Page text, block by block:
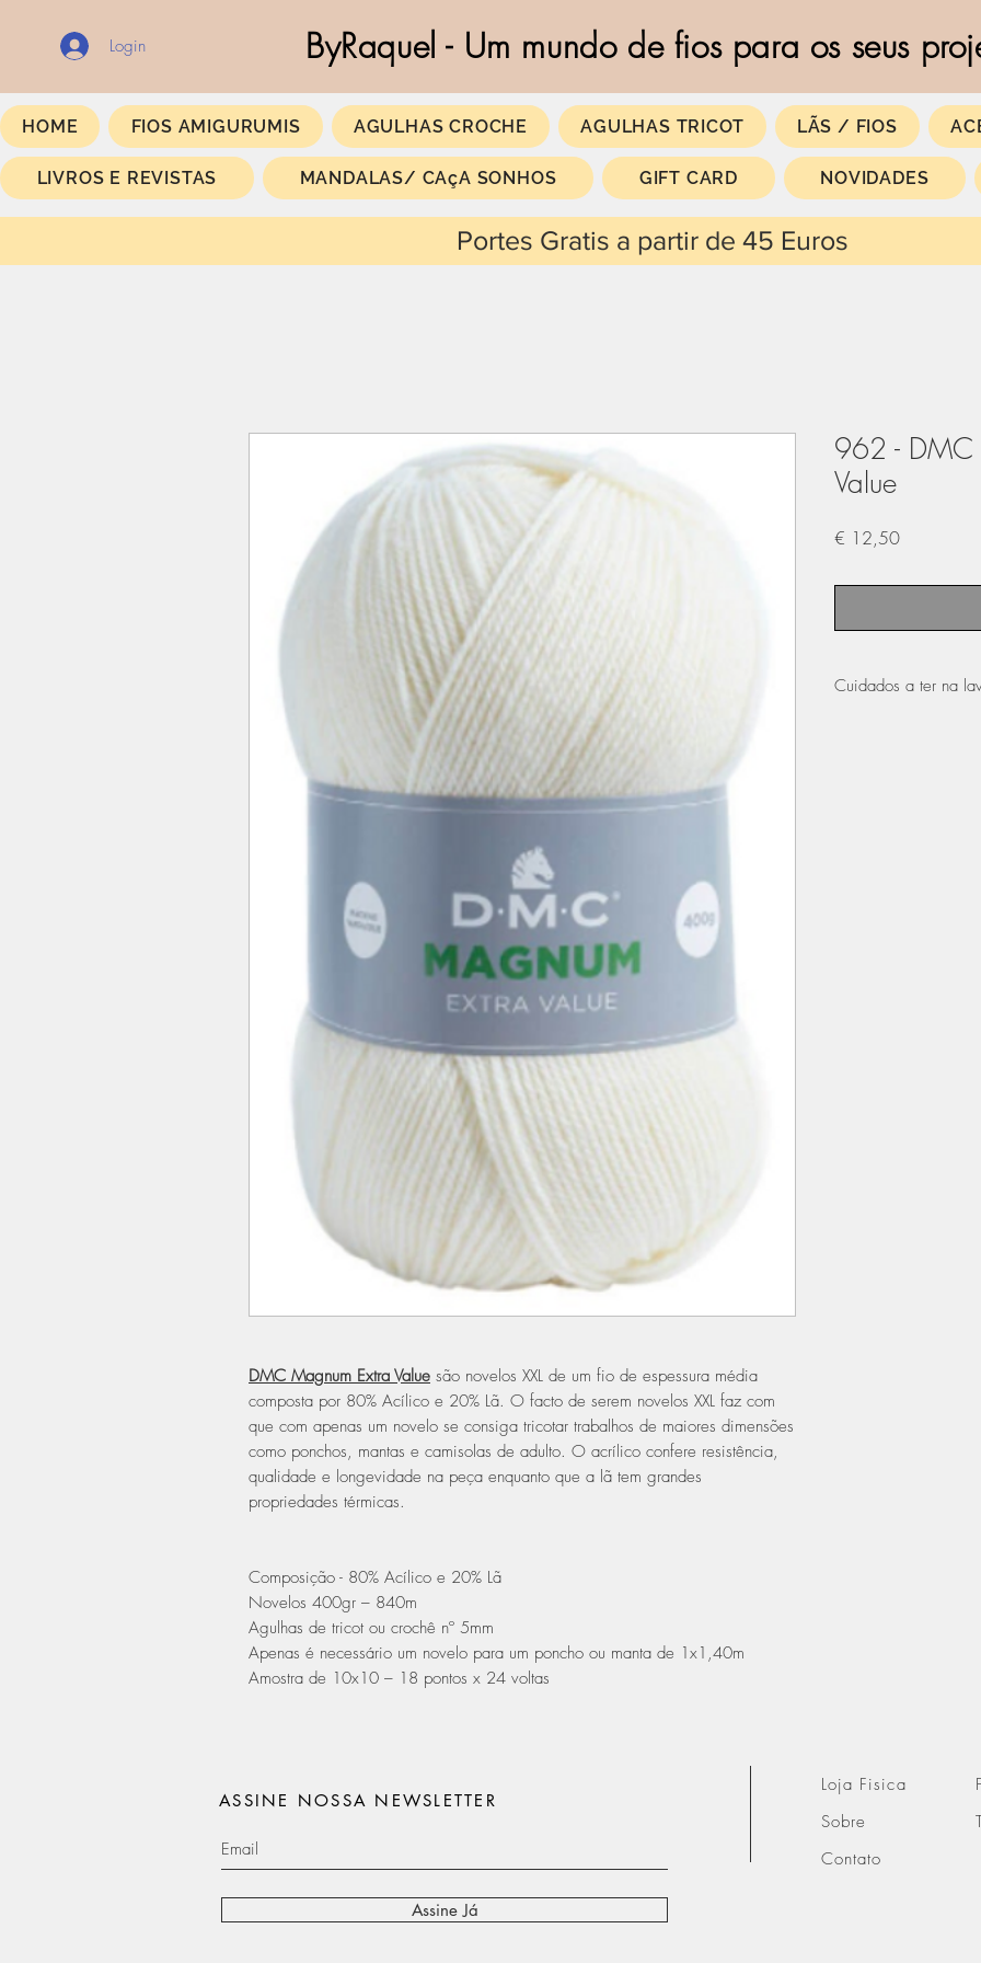
Login ByRaquel - Um mundo de fios para os seus
HOME FIOS AMIGURUMIS AGULHAS CROCHE AGULHAS TRICOT LÃS / FIOS
LIVROS E REVISTAS MANDALAS/ CAçA SONHOS GIFT CARD NOVIDADES
Portes Gratis a partir de 45 Euros
DMC Magnum Extra Value são novelos XXL de um fio de espessura média
composta por 80% Acílico e 20% Lã. O facto de serem novelos XXL faz com
que com apenas um novelo se consiga tricotar trabalhos de maiores dimensões
como ponchos, mantas e camisolas de adulto. O acrílico confere resistência,
qualidade e longevidade na peça enquanto que a lã tem grandes
propriedades térmicas.
Composição - 80% Acílico e 20% Lã
Novelos 400gr – 840m
Agulhas de tricot ou crochê nº 5mm
Apenas é necessário um novelo para um poncho ou manta de 1x1,40m
Amostra de 10x10 – 18 pontos x 24 voltas
962 - DMC
Value
€ 12,50Preço
Cuidados a ter na
Assine Já
ASSINE NOSSA NEWSLETTER
Loja Fisica
Sobre
Contato